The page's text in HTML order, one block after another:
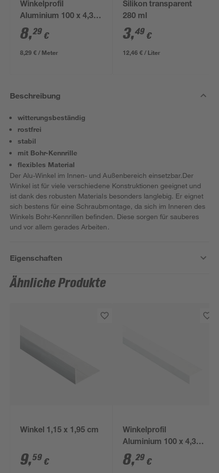
Winkelprofil
Aluminium 100 x 4,35
x 2,35 cm
8,29 €
8,29 € / Meter
Silikon transparent
280 ml
3,49 €
12,46 € / Liter
Beschreibung
witterungsbeständig
rostfrei
stabil
mit Bohr-Kennrille
flexibles Material
Der Alu-Winkel im Innen- und Außenbereich einsetzbar.Der
Winkel ist für viele verschiedene Konstruktionen geeignet und
ist dank des robusten Materials besonders langlebig. Er eignet
sich bestens für eine Schraubmontage, da sich im Inneren des
Winkels Bohr-Kennrillen befinden. Diese sorgen für sauberes
und vor allem gerades Arbeiten.
Eigenschaften
Ähnliche Produkte
Winkel 1,15 x 1,95 cm
9,59 €
Winkelprofil
Aluminium 100 x 4,35
x 2,35 cm
8,29 €